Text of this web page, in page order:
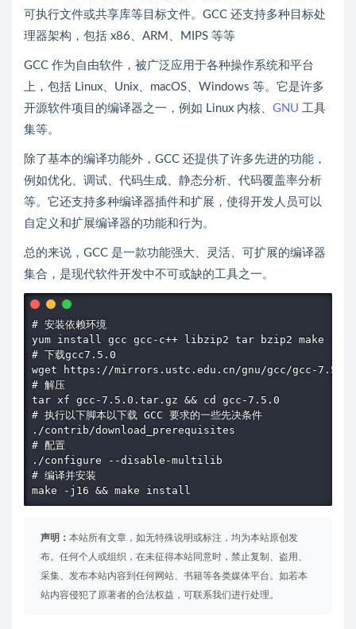
可执行文件或共享库等目标文件。GCC 还支持多种目标处
理器架构，包括 x86、ARM、MIPS 等等
GCC 作为自由软件，被广泛应用于各种操作系统和平台
上，包括 Linux、Unix、macOS、Windows 等。它是许多
开源软件项目的编译器之一，例如 Linux 内核、 GNU 工具
集等。
除了基本的编译功能外，GCC 还提供了许多先进的功能，
例如优化、调试、代码生成、静态分析、代码覆盖率分析
等。它还支持多种编译器插件和扩展，使得开发人员可以
自定义和扩展编译器的功能和行为。
总的来说，GCC 是一款功能强大、灵活、可扩展的编译器
集合，是现代软件开发中不可或缺的工具之一。
# 安装依赖环境
yum install gcc gcc-c++ libzip2 tar bzip2 make -y
# 下载gcc7.5.0
wget https://mirrors.ustc.edu.cn/gnu/gcc/gcc-
# 解压
tar xf gcc-7.5.0.tar.gz && cd gcc-7.5.0
# 执行以下脚本以下载 GCC 要求的一些先决条件
./contrib/download_prerequisites
# 配置
./configure --disable-multilib
# 编译并安装
make -j16 && make install
声明： 本站所有文章，如无特殊说明或标注，均为本站原创发
布。任何个人或组织，在未征得本站同意时，禁止复制、盗用、
采集、发布本站内容到任何网站、书籍等各类媒体平台。如若本
站内容侵犯了原著者的合法权益，可联系我们进行处理。